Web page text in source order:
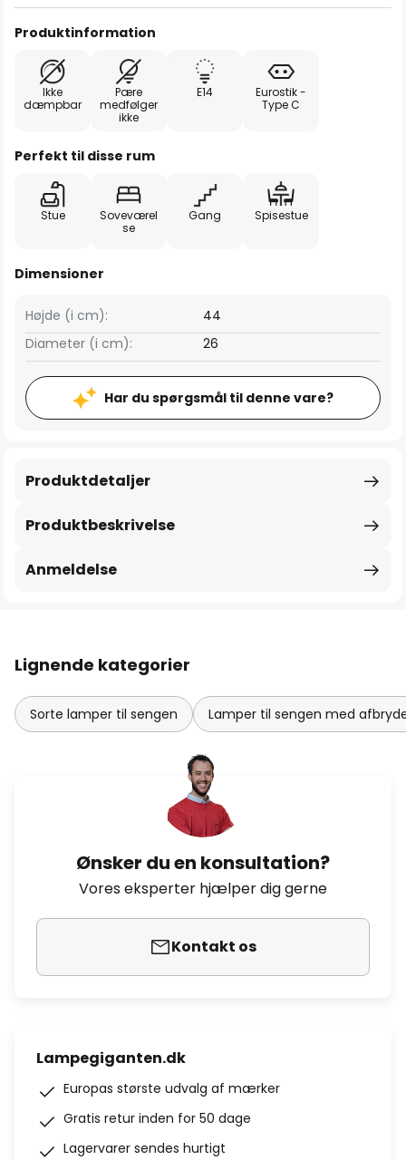
Produktinformation
Ikke
dæmpbar
Pære
medfølger
ikke
E14
Eurostik -
Type C
Perfekt til disse rum
Stue
Soveværel
se
Gang Spisestue
Dimensioner
Højde (i cm):
44
Diameter (i cm):
26
Har du spørgsmål til denne vare?
Produktbeskrivelse
Produktdetaljer
Anmeldelse
Lignende kategorier
Sorte lamper til sengen Lamper til sengen med
Ønsker du en konsultation?
Vores eksperter hjælper dig gerne
Kontakt os
Lampegiganten.dk
Europas største udvalg af mærker
Gratis retur inden for 50 dage
Lagervarer sendes hurtigt